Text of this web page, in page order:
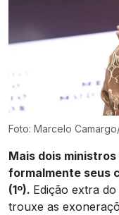
Foto: Marcelo
Mais dois
formalmente seus
(1º). Edição extra
trouxe as